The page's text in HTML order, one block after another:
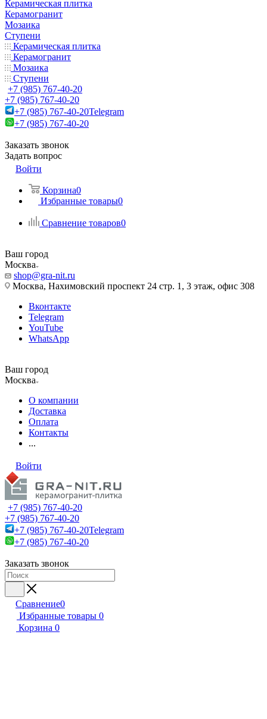
Керамическая плитка
Керамогранит
Мозаика
Ступени
Керамическая плитка
Керамогранит
Мозаика
Ступени
+7 (985) 767-40-20
+7 (985) 767-40-20
+7 (985) 767-40-20Telegram
+7 (985) 767-40-20
Заказать звонок
Задать вопрос
Войти
Корзина0
Избранные товары0
Сравнение товаров0
Ваш город
Москва
shop@gra-nit.ru
Москва, Нахимовский проспект 24 стр. 1, 3 этаж, офис 308
Вконтакте
Telegram
YouTube
WhatsApp
Ваш город
Москва
О компании
Доставка
Оплата
Контакты
...
Войти
+7 (985) 767-40-20
+7 (985) 767-40-20
+7 (985) 767-40-20Telegram
+7 (985) 767-40-20
Заказать звонок
Сравнение0
Избранные товары 0
Корзина 0